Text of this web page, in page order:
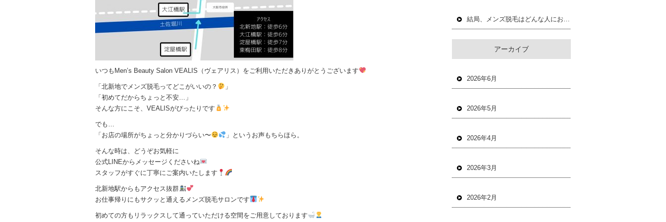
いつもMen’s Beauty Salon VEALIS（ヴェアリス）をご利用いただきありがとうございます
「北新地でメンズ脱毛ってどこがいいの？
」
「初めてだからちょっと不安…」
そんな方にこそ、VEALISがぴったりです
でも…
「お店の場所がちょっと分かりづらい〜
」というお声もちらほら。
そんな時は、どうぞお気軽に
公式LINEからメッセージくださいね
スタッフがすぐに丁寧にご案内いたします
北新地駅からもアクセス抜群
お仕事帰りにもサクッと通えるメンズ脱毛サロンです
初めての方もリラックスして通っていただける空間をご用意しております
結局、メンズ脱毛はどんな人におすすめ？
アーカイブ
2026年6月
2026年5月
2026年4月
2026年3月
2026年2月